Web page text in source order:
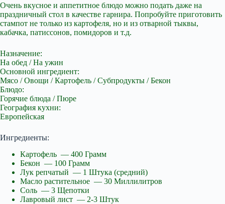
Очень вкусное и аппетитное блюдо можно подать даже на
праздничный стол в качестве гарнира. Попробуйте приготовить
стампот не только из картофеля, но и из отварной тыквы,
кабачка, патиссонов, помидоров и т.д.
Назначение:
На обед / На ужин
Основной ингредиент:
Мясо / Овощи / Картофель / Субпродукты / Бекон
Блюдо:
Горячие блюда / Пюре
География кухни:
Европейская
Ингредиенты:
Картофель — 400 Грамм
Бекон — 100 Грамм
Лук репчатый — 1 Штука (средний)
Масло растительное — 30 Миллилитров
Соль — 3 Щепотки
Лавровый лист — 2-3 Штук